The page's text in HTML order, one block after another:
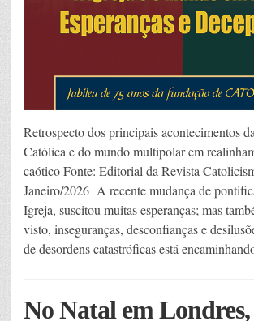
Retrospecto dos principais acontecimentos
Católica e do mundo multipolar em
caótico Fonte: Editorial da Revista
Janeiro/2026 A recente mudança de
Igreja, suscitou muitas esperanças; mas
visto, inseguranças, desconfianças e
de desordens catastróficas está
No Natal em